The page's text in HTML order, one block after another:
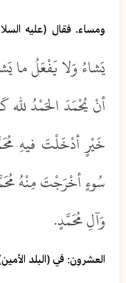
ومساء. فقال (عليه
يَشاءُ وَلا يَفْعَلُ ما
أنْ يُحْمَدَ الحَمْدُ لله
خَيْرٍ أدْخَلْتَ فيهِ
سُوءٍ أخْرَجْتَ مِنْهُ
وَآلِ مُحَمَّدٍ.
العشرون: في (البلد